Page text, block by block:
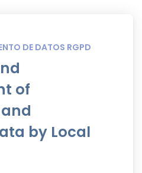
DE DATOS RGPD
of
by Local